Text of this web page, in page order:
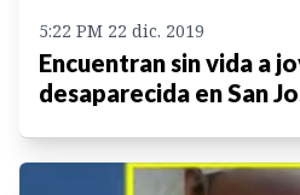
5:22 PM 22 dic. 2019
Encuentran sin vida a
desaparecida en San